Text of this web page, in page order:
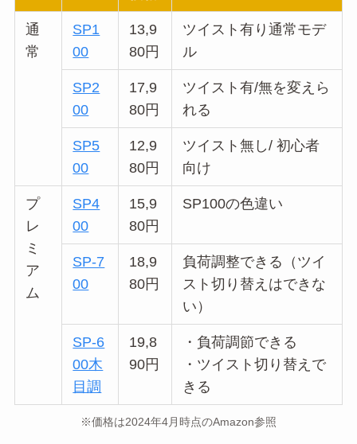
通
常
SP1
00
13,9
80円
ツイスト有り通常モデ
ル
SP2
00
17,9
80円
ツイスト有/無を変えら
れる
SP5
00
12,9
80円
ツイスト無し/ 初心者
向け
プ
レ
ミ
ア
ム
SP4
00
15,9
80円
SP100の色違い
SP-7
00
18,9
80円
負荷調整できる（ツイ
スト切り替えはできな
い）
SP-6
00木
目調
19,8
90円
・負荷調節できる
・ツイスト切り替えで
きる
※価格は2024年4月時点のAmazon参照